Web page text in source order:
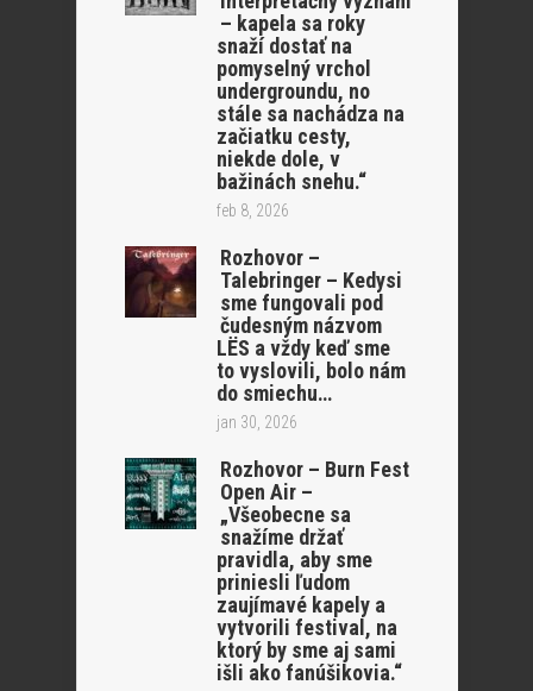
– kapela sa roky
snaží dostať na
pomyselný vrchol
undergroundu, no
stále sa nachádza na
začiatku cesty,
niekde dole, v
bažinách snehu.“
feb 8, 2026
Rozhovor –
Talebringer – Kedysi
sme fungovali pod
čudesným názvom
LËS a vždy keď sme
to vyslovili, bolo nám
do smiechu…
jan 30, 2026
Rozhovor – Burn Fest
Open Air –
„Všeobecne sa
snažíme držať
pravidla, aby sme
priniesli ľudom
zaujímavé kapely a
vytvorili festival, na
ktorý by sme aj sami
išli ako fanúšikovia.“